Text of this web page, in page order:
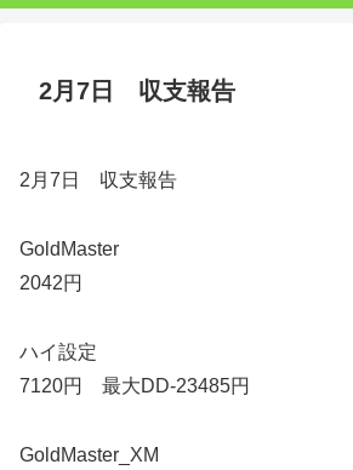
2月7日 収支報告
2月7日 収支報告
GoldMaster
2042円
ハイ設定
7120円 最大DD-23485円
GoldMaster_XM